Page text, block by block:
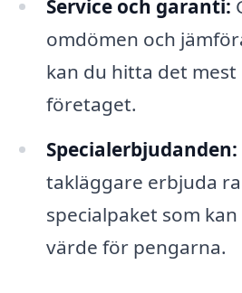
Service och garanti:
omdömen och
kan du hitta det mest
företaget.
Specialerbjudanden:
takläggare erbjuda
specialpaket som
värde för pengarna.